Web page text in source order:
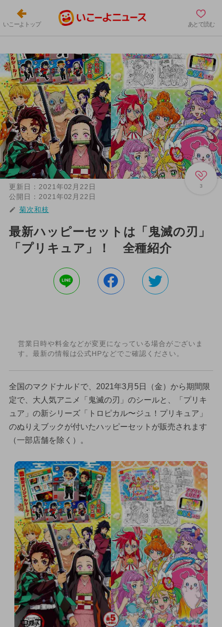
いこーよトップ あとで読む
3
更新日： 2021年02月22日
公開日： 2021年02月22日
菊次和枝
最新ハッピーセットは「鬼滅の刃」
「プリキュア」！ 全種紹介
営業日時や料金などが変更になっている場合がございま
す。最新の情報は公式HPなどでご確認ください。
全国のマクドナルドで、2021年3月5日（金）から期間限
定で、大人気アニメ「鬼滅の刃」のシールと、「プリキ
ュア」の新シリーズ「トロピカル〜ジュ！プリキュア」
のぬりえブックが付いたハッピーセットが販売されます
（一部店舗を除く）。